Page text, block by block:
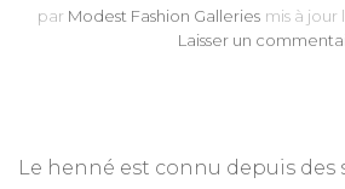
par Modest Fashion Galleries mis à jour
Laisser un
Le henné est connu depuis des